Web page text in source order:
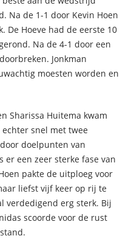
Na de 1-1 door Kevin Hoen
De Hoeve had de eerste 10
Na de 4-1 door een
Jonkman
moesten worden en
Sharissa Huitema kwam
echter snel met twee
doelpunten van
er een zeer sterke fase van
pakte de uitploeg voor
liefst vijf keer op rij te
verdedigend erg sterk. Bij
scoorde voor de rust